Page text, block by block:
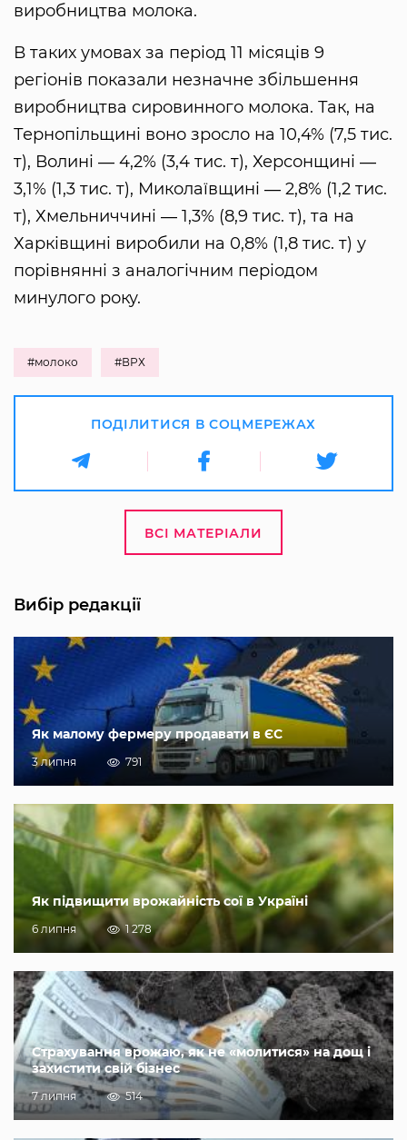
виробництва молока.
В таких умовах за період 11 місяців 9
регіонів показали незначне збільшення
виробництва сировинного молока. Так, на
Тернопільщині воно зросло на 10,4% (7,5 тис.
т), Волині ― 4,2% (3,4 тис. т), Херсонщині ―
3,1% (1,3 тис. т), Миколаївщині ― 2,8% (1,2 тис.
т), Хмельниччині ― 1,3% (8,9 тис. т), та на
Харківщині виробили на 0,8% (1,8 тис. т) у
порівнянні з аналогічним періодом
минулого року.
#молоко #ВРХ
ПОДІЛИТИСЯ В СОЦМЕРЕЖАХ
ВСІ МАТЕРІАЛИ
Вибір редакції
Як малому фермеру продавати в ЄС
3 липня 791
Як підвищити врожайність сої в Україні
6 липня 1 278
Страхування врожаю, як не «молитися» на дощ і
захистити свій бізнес
7 липня 514